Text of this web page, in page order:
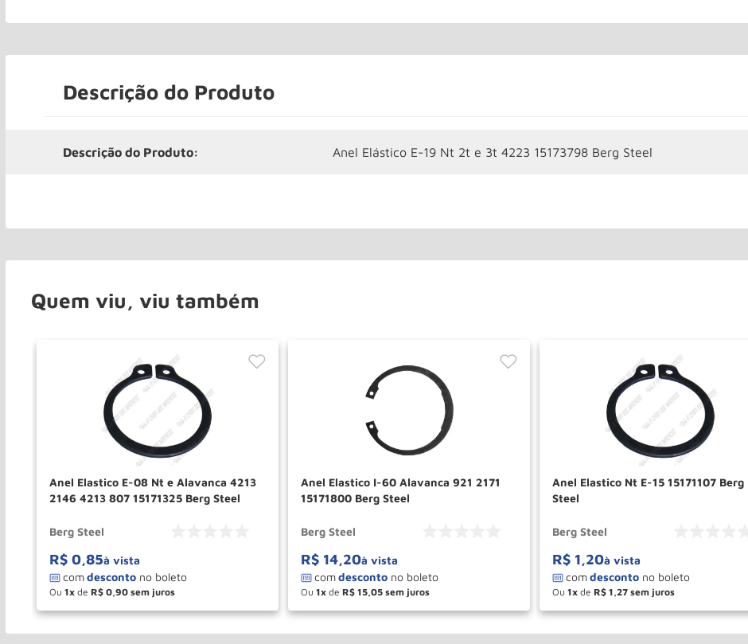
Descrição do Produto
Descrição do Produto: Anel Elástico E-19 Nt 2t e 3t 4223 15173798 Berg Steel
Quem viu, viu também
Anel Elastico E-08 Nt e Alavanca 4213
2146 4213 807 15171325 Berg Steel
Berg Steel
R$ 0,85à vista
Ou 1 de R$ 0 90
＋
－ COMPRAR
Anel Elastico I-60 Alavanca 921 2171
15171800 Berg Steel
Berg Steel
R$ 14,20à vista
Ou 1 de R$ 15 05
＋
－ COMPRAR
Anel Elastico Nt E-15 15171107 Berg
Steel
Berg Steel
R$ 1,20à vista
Ou 1 de R$ 1 27
＋
－ COMPRAR